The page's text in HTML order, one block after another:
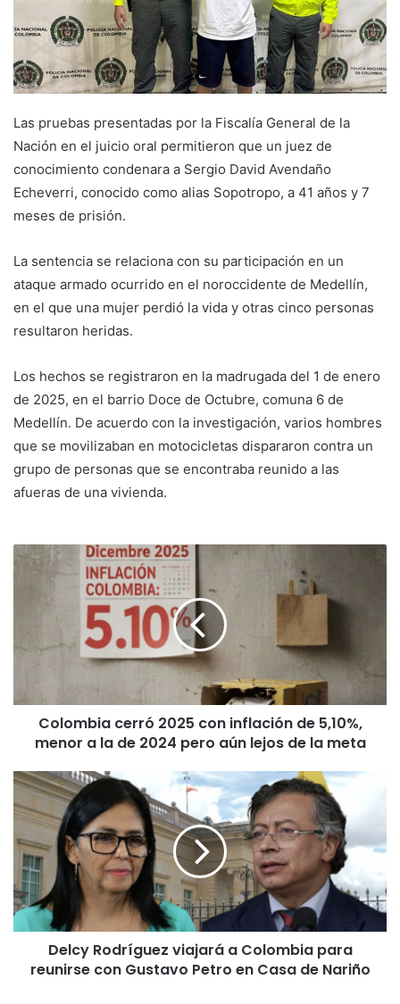
Las pruebas presentadas por la Fiscalía General de la
Nación en el juicio oral permitieron que un juez de
conocimiento condenara a Sergio David Avendaño
Echeverri, conocido como alias Sopotropo, a 41 años y 7
meses de prisión.
La sentencia se relaciona con su participación en un
ataque armado ocurrido en el noroccidente de Medellín,
en el que una mujer perdió la vida y otras cinco personas
resultaron heridas.
Los hechos se registraron en la madrugada del 1 de enero
de 2025, en el barrio Doce de Octubre, comuna 6 de
Medellín. De acuerdo con la investigación, varios hombres
que se movilizaban en motocicletas dispararon contra un
grupo de personas que se encontraba reunido a las
afueras de una vivienda.
Colombia cerró 2025 con inflación de 5,10%,
menor a la de 2024 pero aún lejos de la meta
Delcy Rodríguez viajará a Colombia para
reunirse con Gustavo Petro en Casa de Nariño